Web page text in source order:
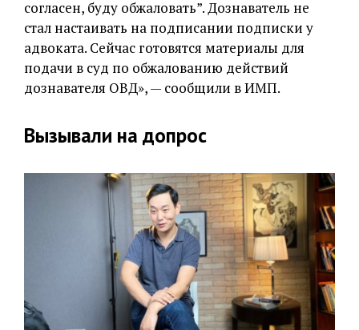
согласен, буду обжаловать”. Дознаватель не
стал настаивать на подписании подписки у
адвоката. Сейчас готовятся материалы для
подачи в суд по обжалованию действий
дознавателя ОВД», — сообщили в ИМП.
Вызывали на допрос